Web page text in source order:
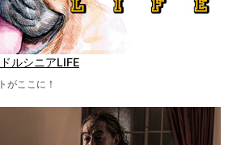
ルシニアLIFE
がここに！